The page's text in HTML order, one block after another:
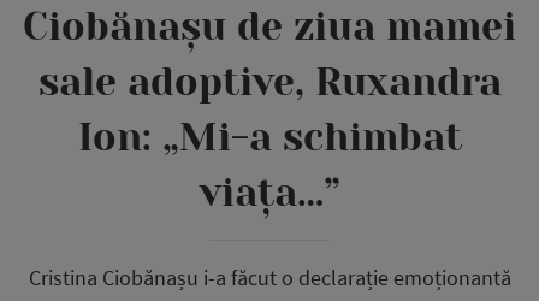
Ciobănașu de ziua mamei
sale adoptive, Ruxandra
Ion: „Mi-a schimbat
viața…”
Cristina Ciobănașu i-a făcut o declarație emoționantă